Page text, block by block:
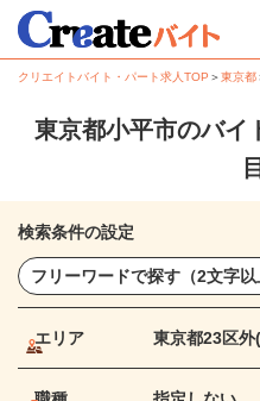
クリエイトバイト・パート求人TOP ＞東京都
東京都小平市のバイ
検索条件の設定
エリア 東京都23区外